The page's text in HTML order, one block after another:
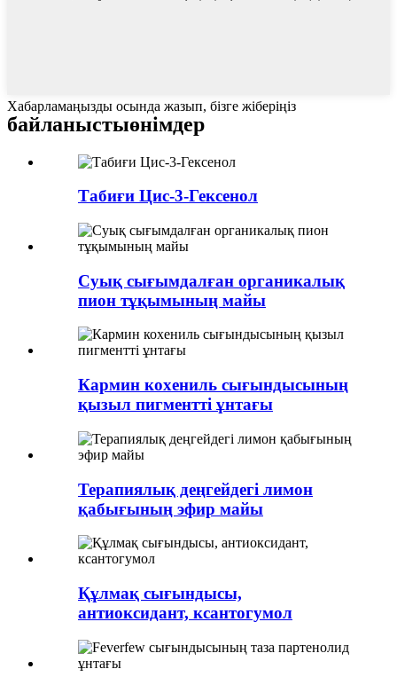
Хабарламаңызды осында жазып, бізге жіберіңіз
байланыстыөнімдер
Табиғи Цис-3-Гексенол
Суық сығымдалған органикалық
пион тұқымының майы
Кармин кохениль сығындысының
қызыл пигментті ұнтағы
Терапиялық деңгейдегі лимон
қабығының эфир майы
Құлмақ сығындысы,
антиоксидант, ксантогумол